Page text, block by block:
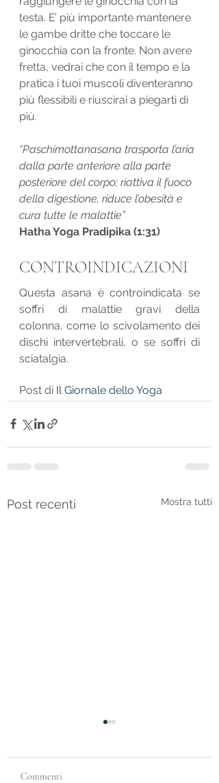
testa. E’ più importante mantenere
le gambe dritte che toccare le
ginocchia con la fronte. Non avere
fretta, vedrai che con il tempo e la
pratica i tuoi muscoli diventeranno
più flessibili e riuscirai a piegarti di
più.
“Paschimottanasana trasporta l’aria
dalla parte anteriore alla parte
posteriore del corpo; riattiva il fuoco
della digestione, riduce l’obesità e
cura tutte le malattie”
Hatha Yoga Pradipika (1:31)
CONTROINDICAZIONI
Questa asana è controindicata se
soffri di malattie gravi della
colonna, come lo scivolamento dei
dischi intervertebrali, o se soffri di
sciatalgia.
Post di Il Giornale dello Yoga
Post recenti Mostra tutti
Commenti